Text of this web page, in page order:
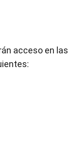
acceso en las